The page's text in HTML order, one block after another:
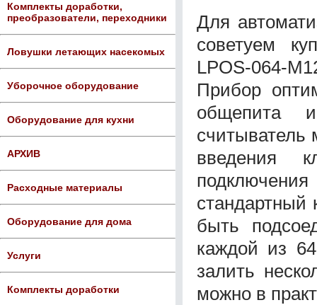
Комплекты доработки,
преобразователи, переходники
Ловушки летающих насекомых
Уборочное оборудование
Оборудование для кухни
АРХИВ
Расходные материалы
Оборудование для дома
Услуги
Комплекты доработки
Для
советуем
LPOS-064-
Прибор
общепита
считыватель
введения
стандартный
быть
каждой из
залить
можно в